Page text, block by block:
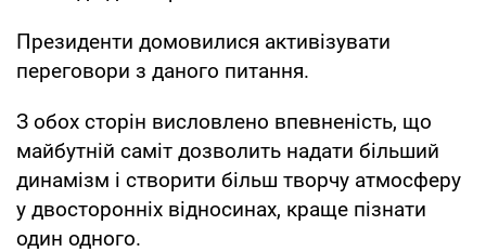
Президенти домовилися активізувати
переговори з даного питання.
З обох сторін висловлено впевненість, що
майбутній саміт дозволить надати більший
динамізм і створити більш творчу атмосферу
у двосторонніх відносинах, краще пізнати
один одного.